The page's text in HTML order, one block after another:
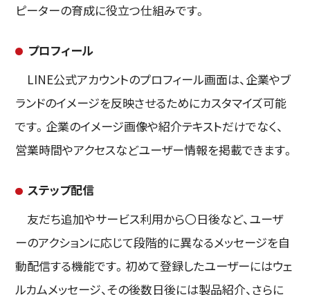
ピーターの育成に役立つ仕組みです。
プロフィール
LINE公式アカウントのプロフィール画面は、企業やブ
ランドのイメージを反映させるためにカスタマイズ可能
です。企業のイメージ画像や紹介テキストだけでなく、
営業時間やアクセスなどユーザー情報を掲載できます。
ステップ配信
友だち追加やサービス利用から〇日後など、ユーザ
ーのアクションに応じて段階的に異なるメッセージを自
動配信する機能です。初めて登録したユーザーにはウェ
ルカムメッセージ、その後数日後には製品紹介、さらに